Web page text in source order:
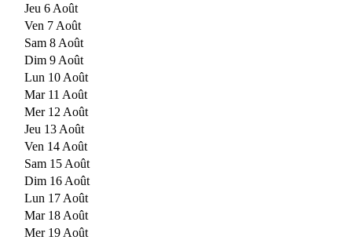
Jeu 6 Août
Ven 7 Août
Sam 8 Août
Dim 9 Août
Lun 10 Août
Mar 11 Août
Mer 12 Août
Jeu 13 Août
Ven 14 Août
Sam 15 Août
Dim 16 Août
Lun 17 Août
Mar 18 Août
Mer 19 Août